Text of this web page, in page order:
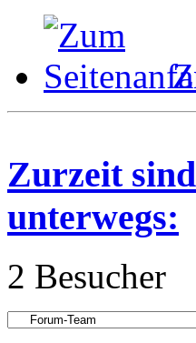
Zurzeit
unterwegs:
2 Besucher